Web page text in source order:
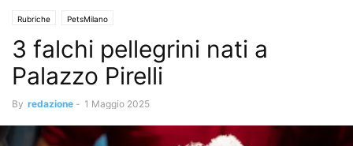
Rubriche PetsMilano
3 falchi pellegrini nati a
Palazzo Pirelli
By redazione - 1 Maggio 2025